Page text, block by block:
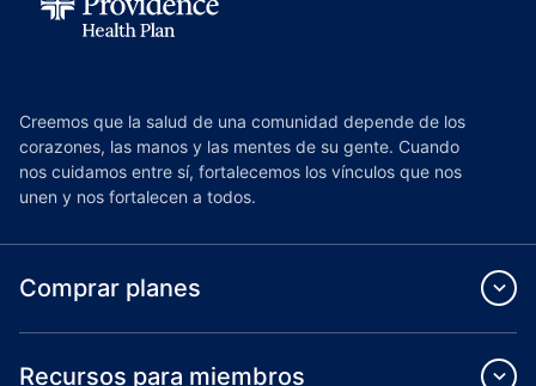
Creemos que la salud de una comunidad depende de los
corazones, las manos y las mentes de su gente. Cuando
nos cuidamos entre sí, fortalecemos los vínculos que nos
unen y nos fortalecen a todos.
Comprar planes
Recursos para miembros